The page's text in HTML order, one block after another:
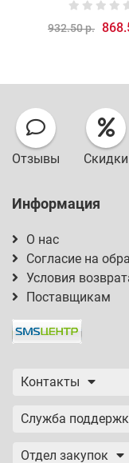
932.50 р.
Отзывы Скидки
Информация
О нас
Согласие на
Условия
Поставщикам
Контакты
Служба
Отдел закупок